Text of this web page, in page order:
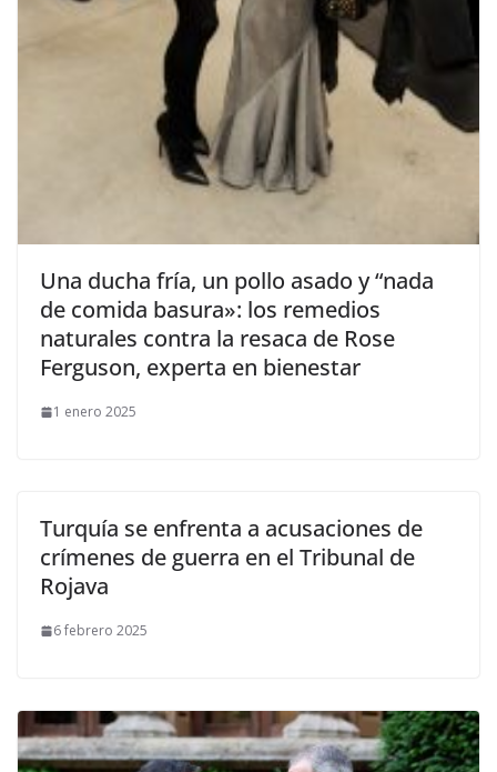
​Una ducha fría, un pollo asado y “nada
de comida basura»: los remedios
naturales contra la resaca de Rose
Ferguson, experta en bienestar
1 enero 2025
Turquía se enfrenta a acusaciones de
crímenes de guerra en el Tribunal de
Rojava
6 febrero 2025